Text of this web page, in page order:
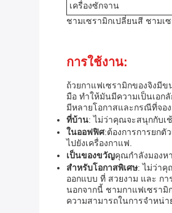
เครื่องซักจาน
ชามเซรามิกเปลี่ยนสี ชามเ
การใช้งาน:
ถ้วยกาแฟเซรามิกของจิงมี
มือ ทําให้มันมีความเป็นเอ
มีหลายโอกาสและกรณีที่จอ
ที่บ้าน: ไม่ว่าคุณจะสนุกกับเ
ในออฟฟิศ:ต้องการการยกตั
ไปยังเครื่องกาแฟ.
เป็นของขวัญคุณกําลังมองห
สําหรับโอกาสพิเศษ: ไม่ว่าคุ
ออกแบบ ที่ สวยงาม และ กา
นอกจากนี้ ชามกาแฟเซรามิ
ความสามารถในการจําหน่